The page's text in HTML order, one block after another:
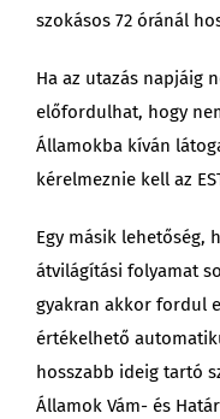
szokásos 72 óránál
Ha az utazás napjáig
előfordulhat, hogy
Államokba kíván
kérelmeznie kell az
Egy másik lehetőség,
átvilágítási folyamat
gyakran akkor fordul
értékelhető
hosszabb ideig tartó
Államok Vám- és